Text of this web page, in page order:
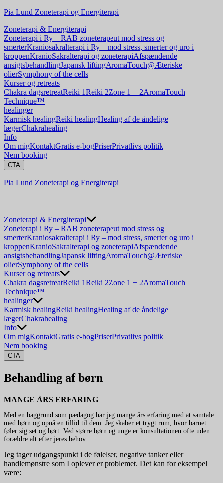
Pia Lund Zoneterapi og Energiterapi
Zoneterapi & Energiterapi
Zoneterapi i Ry – RAB zoneterapeut mod stress og
smerterKraniosakralterapi i Ry – mod stress, smerter og uro i
kroppenKranioSakralterapi og zoneterapiAfspændende
ansigtsbehandlingJapansk liftingAromaTouch@Æteriske
olierSymphony of the cells
Kurser og retreats
Chakra dagsretreatReiki 1Reiki 2Zone 1 + 2AromaTouch
Technique™
healinger
Karmisk healingReiki healingHealing af de åndelige
lægerChakrahealing
Info
Om migKontaktGratis e-bogPriserPrivatlivs politik
Nem booking
CTA
Pia Lund Zoneterapi og Energiterapi
Zoneterapi & Energiterapi
Zoneterapi i Ry – RAB zoneterapeut mod stress og
smerterKraniosakralterapi i Ry – mod stress, smerter og uro i
kroppenKranioSakralterapi og zoneterapiAfspændende
ansigtsbehandlingJapansk liftingAromaTouch@Æteriske
olierSymphony of the cells
Kurser og retreats
Chakra dagsretreatReiki 1Reiki 2Zone 1 + 2AromaTouch
Technique™
healinger
Karmisk healingReiki healingHealing af de åndelige
lægerChakrahealing
Info
Om migKontaktGratis e-bogPriserPrivatlivs politik
Nem booking
CTA
Behandling af børn
MANGE ÅRS ERFARING
Med en baggrund som pædagog har jeg mange års erfaring med at samtale
med børn og opnå en tillid til dem. Jeg skaber et trygt rum, hvor barnet
føler sig set og hørt. Ved større børn og unge er konsultationen ofte uden
forældre alt efter jeres behov.
Jeg tager udgangspunkt i de følelser, negative tanker eller
handlemønstre som I oplever er problemet. Det kan for eksempel
være: